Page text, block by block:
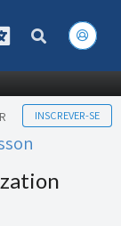
INSCREVER-SE